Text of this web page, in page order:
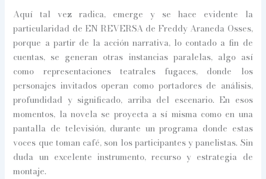
Aquí tal vez radica, emerge y se hace evidente la
particularidad de EN REVERSA de Freddy Araneda Osses,
porque a partir de la acción narrativa, lo contado a fin de
cuentas, se generan otras instancias paralelas, algo así
como representaciones teatrales fugaces, donde los
personajes invitados operan como portadores de análisis,
profundidad y significado, arriba del escenario. En esos
momentos, la novela se proyecta a sí misma como en una
pantalla de televisión, durante un programa donde estas
voces que toman café, son los participantes y panelistas. Sin
duda un excelente instrumento, recurso y estrategia de
montaje.